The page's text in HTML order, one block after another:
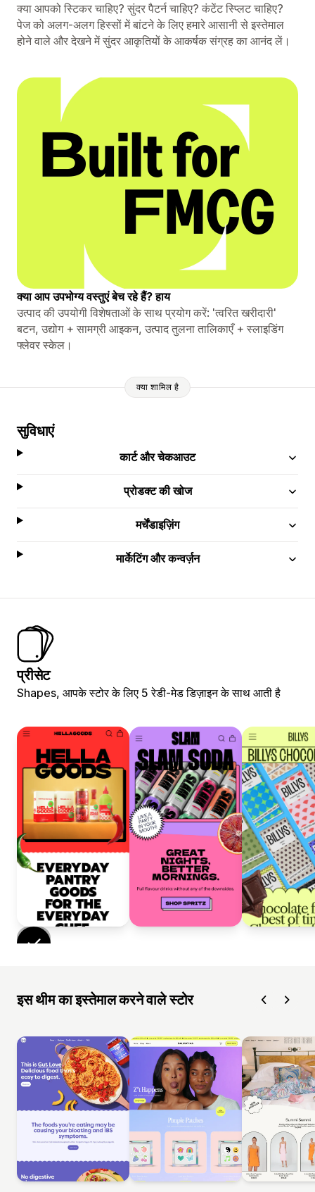
क्या आपको स्टिकर चाहिए? सुंदर पैटर्न चाहिए? कंटेंट स्प्लिट चाहिए?
पेज को अलग-अलग हिस्सों में बांटने के लिए हमारे आसानी से इस्तेमाल
होने वाले और देखने में सुंदर आकृतियों के आकर्षक संग्रह का आनंद लें।
क्या आप उपभोग्य वस्तुएं बेच रहे हैं? हाय
उत्पाद की उपयोगी विशेषताओं के साथ प्रयोग करें: 'त्वरित खरीदारी'
बटन, उद्योग + सामग्री आइकन, उत्पाद तुलना तालिकाएँ + स्लाइडिंग
फ्लेवर स्केल।
क्या शामिल है
सुविधाएं
कार्ट और चेकआउट
प्रोडक्ट की खोज
मर्चेंडाइज़िंग
मार्केटिंग और कन्वर्ज़न
प्रीसेट
Shapes, आपके स्टोर के लिए 5 रेडी-मेड डिज़ाइन के साथ आती है
इस थीम का इस्तेमाल करने वाले स्टोर